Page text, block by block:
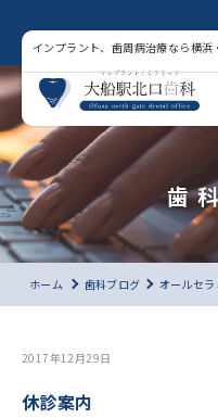
インプラント、歯周病治療なら横
歯
ホーム 歯科ブログ オールセラ
2017年12月29日
休診案内